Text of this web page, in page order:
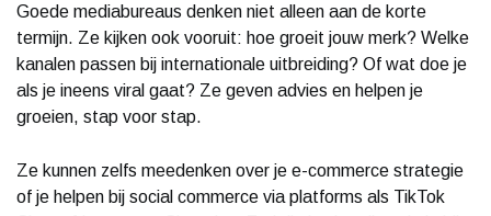
Goede mediabureaus denken niet alleen aan de korte
termijn. Ze kijken ook vooruit: hoe groeit jouw merk? Welke
kanalen passen bij internationale uitbreiding? Of wat doe je
als je ineens viral gaat? Ze geven advies en helpen je
groeien, stap voor stap.
Ze kunnen zelfs meedenken over je e-commerce strategie
of je helpen bij social commerce via platforms als TikTok